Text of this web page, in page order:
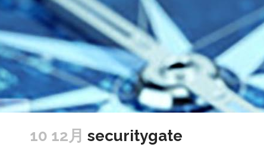
10 12月 securitygate